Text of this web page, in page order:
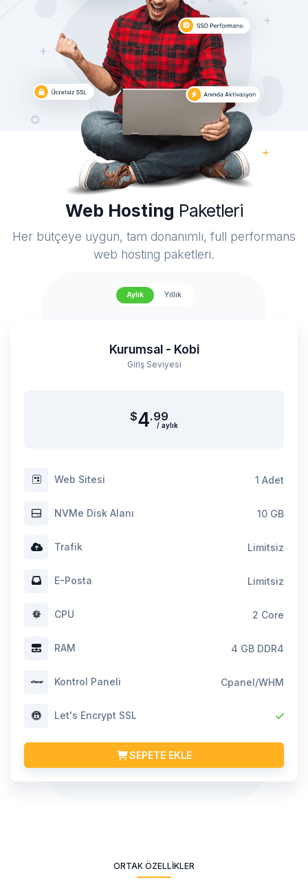
Web Hosting Paketleri
Her bütçeye uygun, tam donanımlı, full performans
web hosting paketleri.
Aylık Yıllık
Kurumsal - Kobi
Giriş Seviyesi
$4.99
/ aylık
Web Sitesi 1 Adet
NVMe Disk Alanı 10 GB
Trafik Limitsiz
E-Posta Limitsiz
CPU 2 Core
RAM 4 GB DDR4
Kontrol Paneli Cpanel/WHM
Let's Encrypt SSL
SEPETE EKLE
ORTAK ÖZELLIKLER